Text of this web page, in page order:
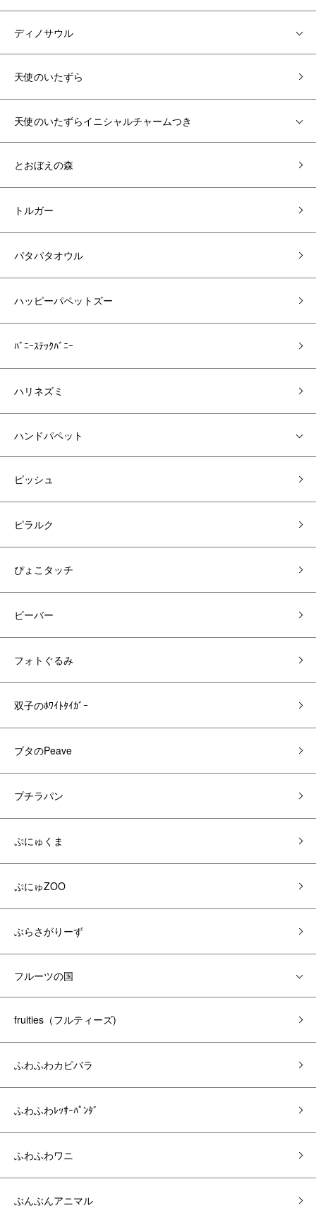
ディノサウル
天使のいたずら
天使のいたずらイニシャルチャームつき
とおぼえの森
トルガー
パタパタオウル
ハッピーパペットズー
ﾊﾞﾆｰｽﾃｯｸﾊﾞﾆｰ
ハリネズミ
ハンドパペット
ピッシュ
ピラルク
ぴょこタッチ
ビーバー
フォトぐるみ
双子のﾎﾜｲﾄﾀｲｶﾞｰ
ブタのPeave
プチラパン
ぷにゅくま
ぷにゅZOO
ぶらさがりーず
フルーツの国
fruities（フルティーズ)
ふわふわカピバラ
ふわふわﾚｯｻｰﾊﾟﾝﾀﾞ
ふわふわワニ
ぶんぶんアニマル